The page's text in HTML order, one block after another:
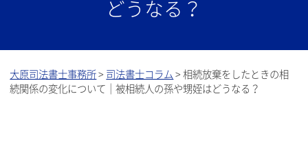
どうなる？
大原司法書士事務所> 司法書士コラム>相続放棄をしたときの相
続関係の変化について｜被相続人の孫や甥姪はどうなる？